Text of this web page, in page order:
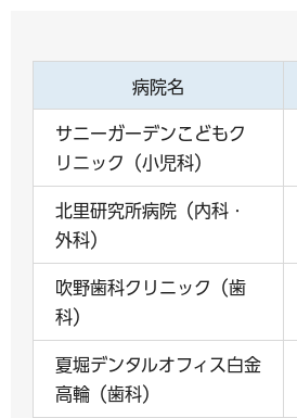
病院名
サニーガーデンこどもク
リニック（小児科）
北里研究所病院（内科・
外科）
吹野歯科クリニック（歯
科）
夏堀デンタルオフィス白金
高輪（歯科）